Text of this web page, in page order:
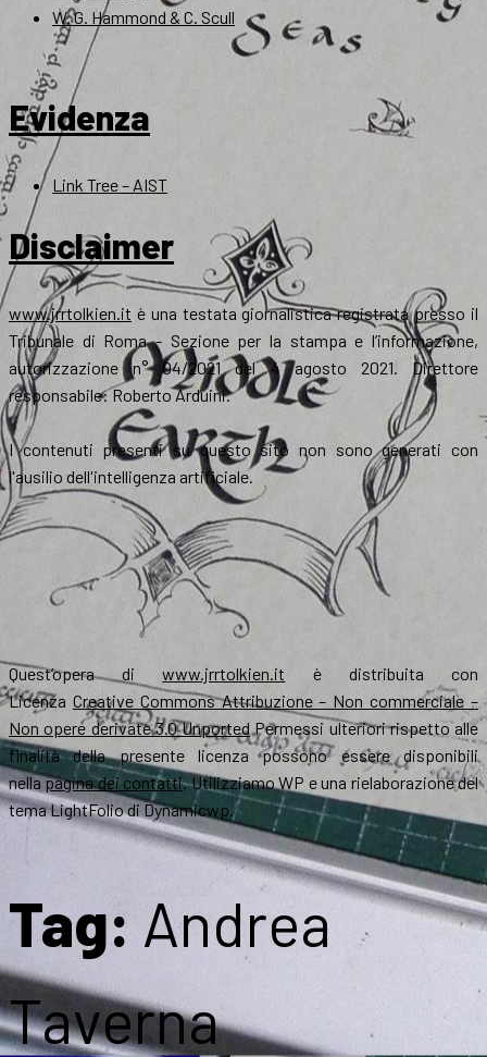
W. G. Hammond & C. Scull
Evidenza
Link Tree – AIST
Disclaimer
www.jrrtolkien.it è una testata giornalistica registrata presso il
Tribunale di Roma - Sezione per la stampa e l’informazione,
autorizzazione n° 04/2021 del 4 agosto 2021. Direttore
responsabile: Roberto Arduini.
I contenuti presenti su questo sito non sono generati con
l'ausilio dell'intelligenza artificiale.
Quest’opera diwww.jrrtolkien.it è distribuita con
Licenza Creative Commons Attribuzione – Non commerciale –
Non opere derivate 3.0 UnportedPermessi ulteriori rispetto alle
finalità della presente licenza possono essere disponibili
nellapagina dei contatti. Utilizziamo WP e una rielaborazione del
tema LightFolio di Dynamicwp.
Tag: Andrea
Taverna